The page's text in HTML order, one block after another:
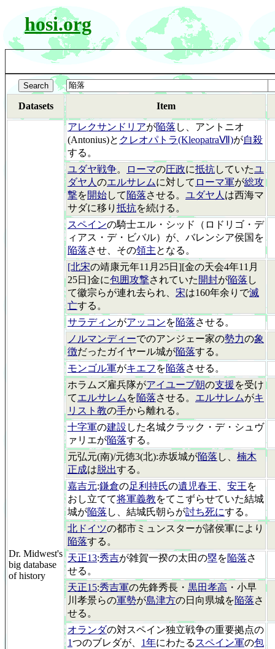
hosi.org
Datasets Item
Dr. Midwest's
big database
of history
アレクサンドリアが陥落 し、アントニオ
(Antonius)と クレオパトラ(KleopatraⅦ)が自殺
する。
ユダヤ戦争。 ローマの圧政に抵抗していたユ
ダヤ人 のエルサレムに対して ローマ軍が総攻
撃を開始して 陥落させる。 ユダヤ人 は西海マ
サダに移り 抵抗を続ける。
スペインの騎士エル・シッド（ロドリゴ・デ
ィアス・デ・ビバル）が、バレンシア侯国を
陥落させ、その領主となる。
[北宋の靖康元年11月25日][金の天会4年11月
25日]金に包囲攻撃されていた 開封が陥落 し
て徽宗らが連れ去られ、 宋は160年余りで滅
亡する。
サラディンがアッコンを陥落させる。
ノルマンディーでのアンジェー家の勢力の象
徴だったガイヤール城が陥落する。
モンゴル軍がキエフ を陥落させる。
ホラムズ雇兵隊がアイユーブ朝の支援を受け
てエルサレム を陥落させる。 エルサレムがキ
リスト教の手から離れる。
十字軍の建設 した名城クラック・デ・シュヴ
ァリエが陥落する。
元弘元(南)/元徳3(北):赤坂城が陥落 し、 楠木
正成は脱出する。
嘉吉元:鎌倉の足利持氏の遺児春王 安王を
おし立てて将軍義教をてこずらせていた結城
城が陥落 し、結城氏朝らが討ち死にする。
北ドイツの都市ミュンスターが諸侯軍により
陥落する。
天正13:秀吉が雑賀一揆の太田の塁を陥落さ
せる。
天正15:秀吉軍の先鋒秀長・ 黒田孝高 ・小早
川孝景らの軍勢が島津方の日向県城を陥落さ
せる。
オランダの対スペイン独立戦争の重要拠点の
1つのブレダが、 1年にわたる スペイン軍の包